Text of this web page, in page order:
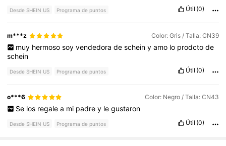
Desde SHEIN US Programa de puntos Útil (0)
m***z Color: Gris / Talla: CN39
muy hermoso soy vendedora de schein y amo lo prodcto de
schein
Desde SHEIN US Programa de puntos Útil (0)
o***6 Color: Negro / Talla: CN43
Se los regale a mi padre y le gustaron
Desde SHEIN US Programa de puntos Útil (0)